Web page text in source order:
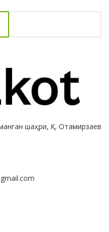
шаҳри, Қ. Отамирзаев